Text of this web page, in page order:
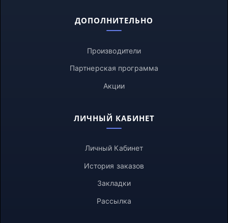
ДОПОЛНИТЕЛЬНО
Производители
Партнерская программа
Акции
ЛИЧНЫЙ КАБИНЕТ
Личный Кабинет
История заказов
Закладки
Рассылка